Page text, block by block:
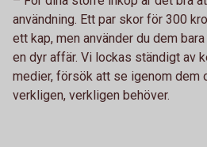
användning. Ett par skor för 300
ett kap, men använder du dem
en dyr affär. Vi lockas ständigt av
medier, försök att se igenom dem
verkligen, verkligen behöver.